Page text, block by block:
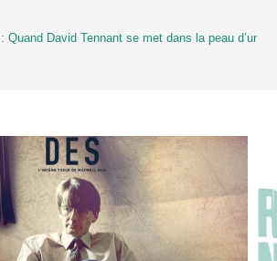
Quand David Tennant se met dans la peau d’un